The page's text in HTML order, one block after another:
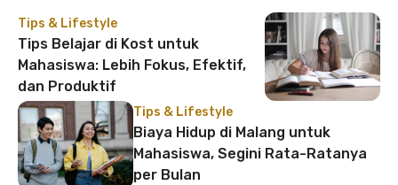
Tips & Lifestyle
Tips Belajar di Kost untuk
Mahasiswa: Lebih Fokus, Efektif,
dan Produktif
Tips & Lifestyle
Biaya Hidup di Malang untuk
Mahasiswa, Segini Rata-Ratanya
per Bulan